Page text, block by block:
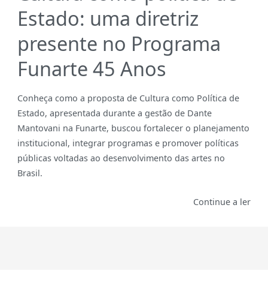
Estado: uma diretriz
presente no Programa
Funarte 45 Anos
Conheça como a proposta de Cultura como Política de
Estado, apresentada durante a gestão de Dante
Mantovani na Funarte, buscou fortalecer o planejamento
institucional, integrar programas e promover políticas
públicas voltadas ao desenvolvimento das artes no
Brasil.
Continue a ler